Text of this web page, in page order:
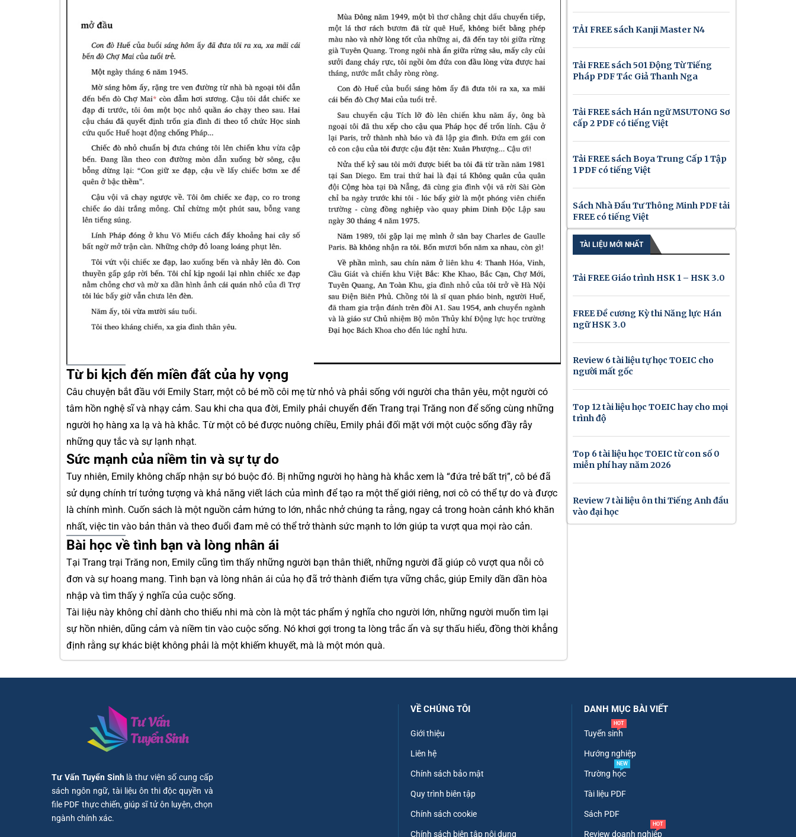
Từ bi kịch đến miền đất của hy vọng
Câu chuyện bắt đầu với Emily Starr, một cô bé mồ côi mẹ từ nhỏ và phải sống với người cha thân yêu, một người có
tâm hồn nghệ sĩ và nhạy cảm. Sau khi cha qua đời, Emily phải chuyển đến Trang trại Trăng non để sống cùng những
người họ hàng xa lạ và hà khắc. Từ một cô bé được nuông chiều, Emily phải đối mặt với một cuộc sống đầy rẫy
những quy tắc và sự lạnh nhạt.
Sức mạnh của niềm tin và sự tự do
Tuy nhiên, Emily không chấp nhận sự bó buộc đó. Bị những người họ hàng hà khắc xem là “đứa trẻ bất trị”, cô bé đã
sử dụng chính trí tưởng tượng và khả năng viết lách của mình để tạo ra một thế giới riêng, nơi cô có thể tự do và được
là chính mình. Cuốn sách là một nguồn cảm hứng to lớn, nhắc nhở chúng ta rằng, ngay cả trong hoàn cảnh khó khăn
nhất, việc tin vào bản thân và theo đuổi đam mê có thể trở thành sức mạnh to lớn giúp ta vượt qua mọi rào cản.
Bài học về tình bạn và lòng nhân ái
Tại Trang trại Trăng non, Emily cũng tìm thấy những người bạn thân thiết, những người đã giúp cô vượt qua nỗi cô
đơn và sự hoang mang. Tình bạn và lòng nhân ái của họ đã trở thành điểm tựa vững chắc, giúp Emily dần dần hòa
nhập và tìm thấy ý nghĩa của cuộc sống.
Tài liệu này không chỉ dành cho thiếu nhi mà còn là một tác phẩm ý nghĩa cho người lớn, những người muốn tìm lại
sự hồn nhiên, dũng cảm và niềm tin vào cuộc sống. Nó khơi gợi trong ta lòng trắc ẩn và sự thấu hiểu, đồng thời khẳng
định rằng sự khác biệt không phải là một khiếm khuyết, mà là một món quà.
TẢI FREE sách Kanji Master N4
Tải FREE sách 501 Động Từ Tiếng
Pháp PDF Tác Giả Thanh Nga
Tải FREE sách Hán ngữ MSUTONG Sơ
cấp 2 PDF có tiếng Việt
Tải FREE sách Boya Trung Cấp 1 Tập
1 PDF có tiếng Việt
Sách Nhà Đầu Tư Thông Minh PDF tải
FREE có tiếng Việt
TÀI LIỆU MỚI NHẤT
Tải FREE Giáo trình HSK 1 – HSK 3.0
FREE Đề cương Kỳ thi Năng lực Hán
ngữ HSK 3.0
Review 6 tài liệu tự học TOEIC cho
người mất gốc
Top 12 tài liệu học TOEIC hay cho mọi
trình độ
Top 6 tài liệu học TOEIC từ con số 0
miễn phí hay năm 2026
Review 7 tài liệu ôn thi Tiếng Anh đầu
vào đại học
Tư Vấn Tuyển Sinhlà thư viện số cung cấp
sách ngôn ngữ, tài liệu ôn thi độc quyền và
file PDF thực chiến, giúp sĩ tử ôn luyện, chọn
ngành chính xác.
VỀ CHÚNG TÔI
Giới thiệu
Liên hệ
Chính sách bảo mật
Quy trình biên tập
Chính sách cookie
Chính sách biên tập nội dung
DANH MỤC BÀI VIẾT
Tuyển sinh
HOT
Hướng nghiệp
Trường học
NEW
Tài liệu PDF
Sách PDF
Review doanh nghiệp
HOT